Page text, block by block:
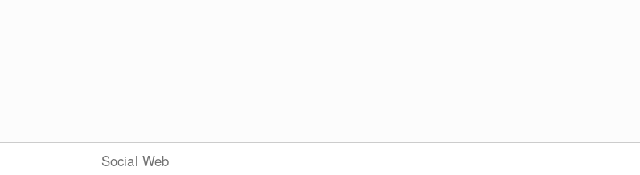
Social Web